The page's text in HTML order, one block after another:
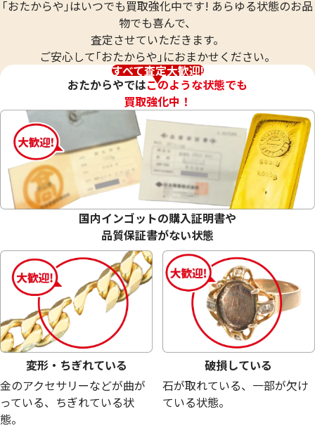
18金 (K18) メガネ
27.2g
18金 (K18) メガネ
26.0g
参考買取価格
｢おたからや｣はいつでも買取強化中です! あらゆる状態のお品
物でも喜んで、
査定させていただきます。
ご安心して｢おたからや｣におまかせください。
すべて査定大歓迎!
おたからやではこのような状態でも
買取強化中！
国内インゴットの購入証明書や
品質保証書がない状態
変形・ちぎれている
金のアクセサリーなどが曲が
っている、ちぎれている状
態。
破損している
石が取れている、一部が欠け
ている状態。